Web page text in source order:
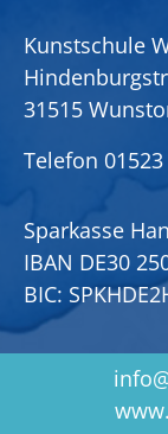
Kunstschule
31515
Telefon
Sparkasse
IBAN DE30
BIC: